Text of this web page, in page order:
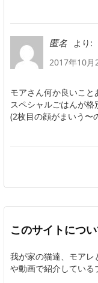
匿名
より:
2017年10月
モアさん何か良いこと
スペシャルごはんが格
(2枚目の顔がまいう〜
このサイトにつ
我が家の猫達、モア
や動画で紹介している